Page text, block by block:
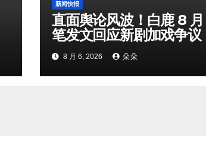
新闻快报
直面舆论风波！白鹿 8
笔发文回应新剧加戏争议
组矛盾暗流涌动
8 月 6, 2026 朵朵